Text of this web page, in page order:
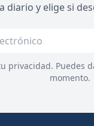
diario y elige si
privacidad. Puedes
momento.